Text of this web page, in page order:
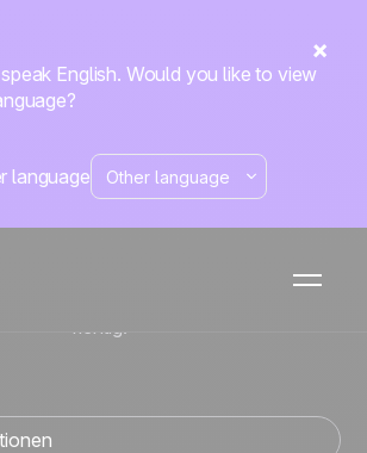
English. Would you like to view
language
Native
xnoCRM
Tool, das sich in
richtig.